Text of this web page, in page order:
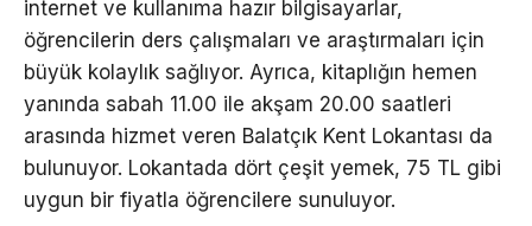
internet ve kullanıma hazır bilgisayarlar,
öğrencilerin ders çalışmaları ve araştırmaları için
büyük kolaylık sağlıyor. Ayrıca, kitaplığın hemen
yanında sabah 11.00 ile akşam 20.00 saatleri
arasında hizmet veren Balatçık Kent Lokantası da
bulunuyor. Lokantada dört çeşit yemek, 75 TL gibi
uygun bir fiyatla öğrencilere sunuluyor.